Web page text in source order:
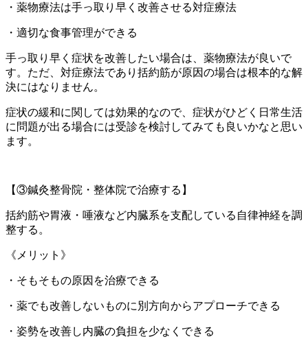
・薬物療法は手っ取り早く改善させる対症療法
・適切な食事管理ができる
手っ取り早く症状を改善したい場合は、薬物療法が良いで
す。ただ、対症療法であり括約筋が原因の場合は根本的な解
決にはなりません。
症状の緩和に関しては効果的なので、症状がひどく日常生活
に問題が出る場合には受診を検討してみても良いかなと思い
ます。
【③鍼灸整骨院・整体院で治療する】
括約筋や胃液・唾液など内臓系を支配している自律神経を調
整する。
《メリット》
・そもそもの原因を治療できる
・薬でも改善しないものに別方向からアプローチできる
・姿勢を改善し内臓の負担を少なくできる